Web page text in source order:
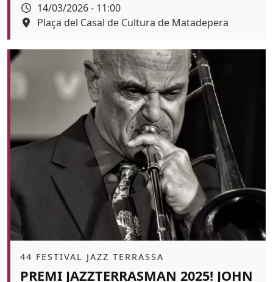
Data
14/03/2026 - 11:00
Espai
Plaça del Casal de Cultura de Matadepera
Àmbit
44 FESTIVAL JAZZ TERRASSA
PREMI JAZZTERRASMAN 2025! JOHN